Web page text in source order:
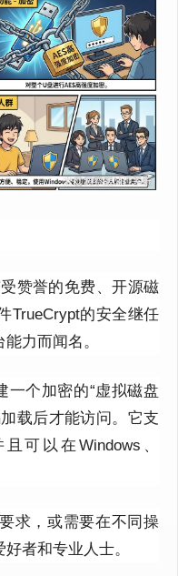
赞誉的免费、开源磁
TrueCrypt的安全继任
力而闻名。
一个加密的“虚拟磁盘
载后才能访问。它支
可以在Windows、
求，或需要在不同操
者和专业人士。